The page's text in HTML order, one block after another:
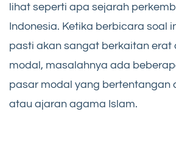
lihat seperti apa sejarah
Indonesia. Ketika berbicara soal
pasti akan sangat berkaitan erat
modal, masalahnya ada
pasar modal yang bertentangan
atau ajaran agama Islam.